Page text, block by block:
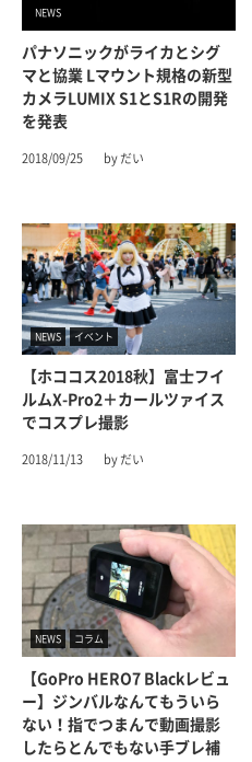
NEWS
パナソニックがライカとシグ
マと協業 Lマウント規格の新型
カメラLUMIX S1とS1Rの開発
を発表
2018/09/25 by だい
NEWS イベント
【ホココス2018秋】富士フイ
ルムX-Pro2＋カールツァイス
でコスプレ撮影
2018/11/13 by だい
NEWS コラム
【GoPro HERO7 Blackレビュ
ー】ジンバルなんてもういら
ない！指でつまんで動画撮影
したらとんでもない手ブレ補